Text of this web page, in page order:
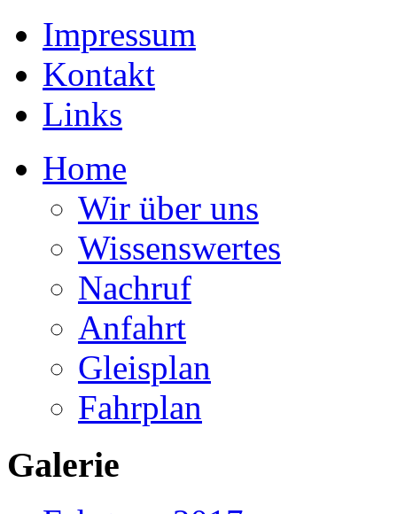
Impressum
Kontakt
Links
Home
Wir über uns
Wissenswertes
Nachruf
Anfahrt
Gleisplan
Fahrplan
Galerie